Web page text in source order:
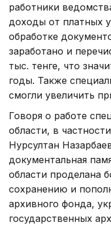
работники
доходы от платных
обработке
заработано и
тыс. тенге, что
годы. Также
смогли увеличить
Говоря о работе
области, в
Нурсултан
документальная
области проделана
сохранению и
архивного фонда,
государственных